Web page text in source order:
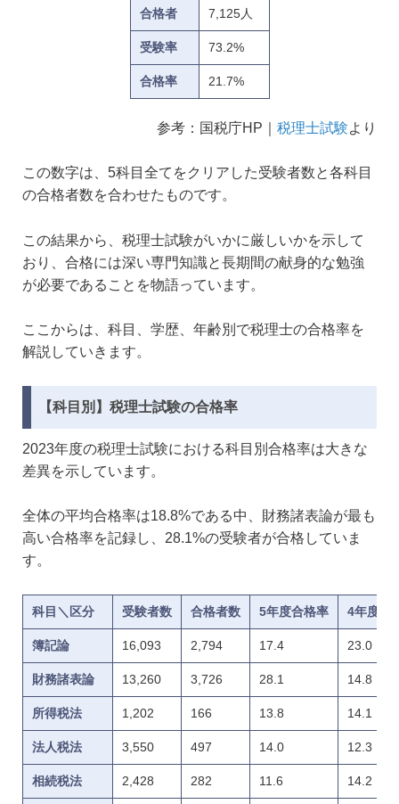
合格者 7,125人
受験率 73.2%
合格率 21.7%
参考：国税庁HP｜ 税理士試験より
この数字は、5科目全てをクリアした受験者数と各科目
の合格者数を合わせたものです。
この結果から、税理士試験がいかに厳しいかを示して
おり、合格には深い専門知識と長期間の献身的な勉強
が必要であることを物語っています。
ここからは、科目、学歴、年齢別で税理士の合格率を
解説していきます。
【科目別】税理士試験の合格率
2023年度の税理士試験における科目別合格率は大きな
差異を示しています。
全体の平均合格率は18.8%である中、財務諸表論が最も
高い合格率を記録し、28.1%の受験者が合格していま
す。
科目＼区分 受験者数 合格者数 5年度合格率 4年度合
簿記論 16,093 2,794 17.4 23.0
財務諸表論 13,260 3,726 28.1 14.8
所得税法 1,202 166 13.8 14.1
法人税法 3,550 497 14.0 12.3
相続税法 2,428 282 11.6 14.2